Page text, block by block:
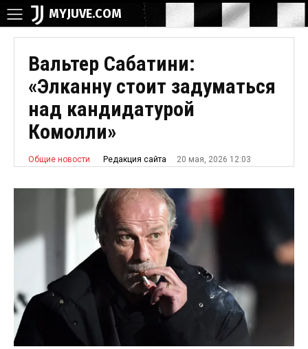
MYJUVE.COM
Вальтер Сабатини:
«Элканну стоит задуматься
над кандидатурой
Комолли»
Общие новости Редакция сайта 20 мая, 2026 12:03